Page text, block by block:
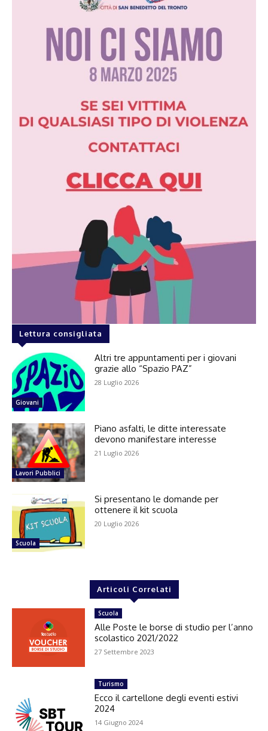
Lettura consigliata
Giovani
Altri tre appuntamenti per i giovani
grazie allo “Spazio PAZ”
28 Luglio 2026
Lavori Pubblici
Piano asfalti, le ditte interessate
devono manifestare interesse
21 Luglio 2026
Scuola
Si presentano le domande per
ottenere il kit scuola
20 Luglio 2026
Articoli Correlati
Scuola
Alle Poste le borse di studio per l’anno
scolastico 2021/2022
27 Settembre 2023
Turismo
Ecco il cartellone degli eventi estivi
2024
14 Giugno 2024